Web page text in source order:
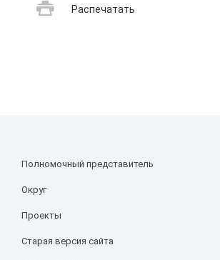
Распечатать
Полномочный представитель
Округ
Проекты
Старая версия сайта